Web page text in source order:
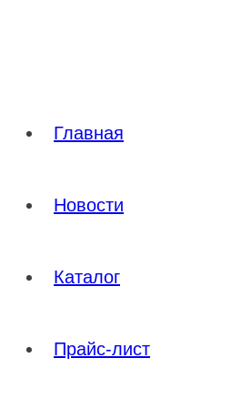
Главная
Новости
Каталог
Прайс-лист